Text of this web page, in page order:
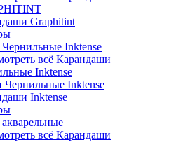
Graphitint
Inktense
всё Карандаши
Inktense
Чернильные Inktense
Inktense
всё Карандаши